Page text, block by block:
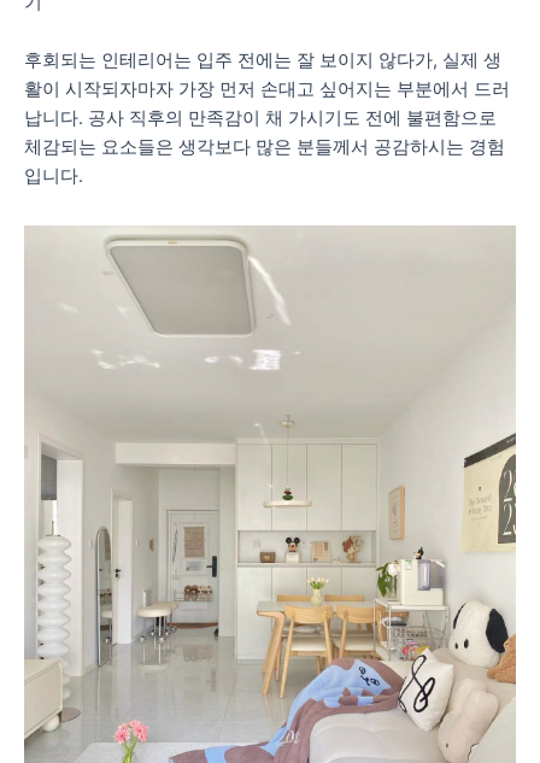
후회되는 인테리어는 입주 전에는 잘 보이지 않다가, 실제 생
활이 시작되자마자 가장 먼저 손대고 싶어지는 부분에서 드러
납니다. 공사 직후의 만족감이 채 가시기도 전에 불편함으로
체감되는 요소들은 생각보다 많은 분들께서 공감하시는 경험
입니다.